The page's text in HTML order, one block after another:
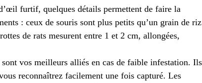
furtif, quelques détails permettent de faire la
: ceux de souris sont plus petits qu’un grain de riz
de rats mesurent entre 1 et 2 cm, allongées,
vos meilleurs alliés en cas de faible infestation. Ils
reconnaîtrez facilement une fois capturé. Les